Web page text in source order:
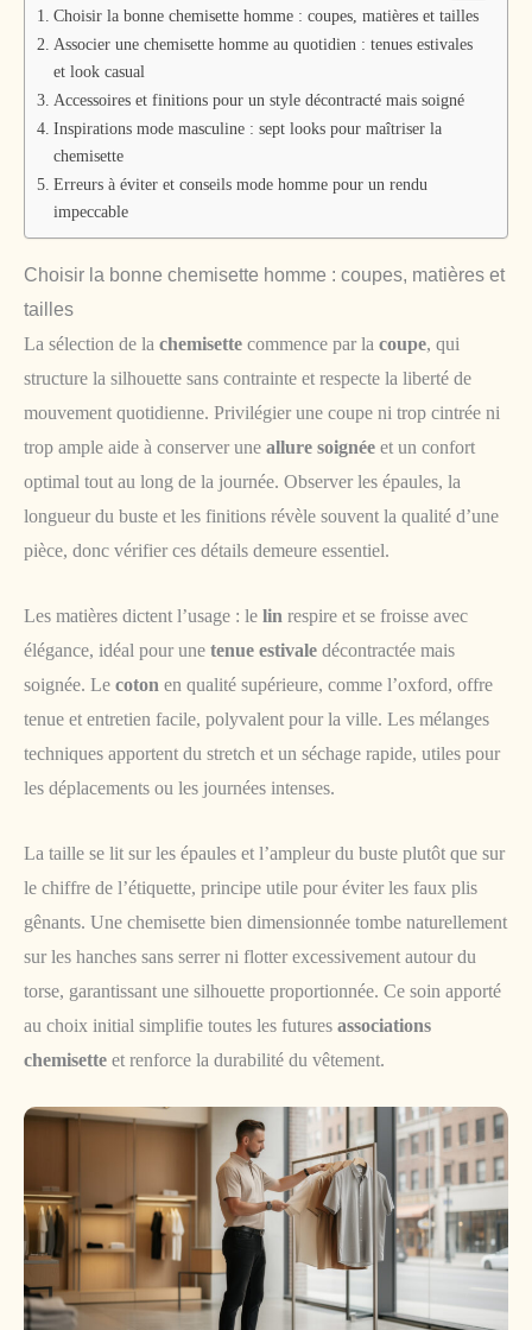
Choisir la bonne chemisette homme : coupes, matières et tailles
Associer une chemisette homme au quotidien : tenues estivales
et look casual
Accessoires et finitions pour un style décontracté mais soigné
Inspirations mode masculine : sept looks pour maîtriser la
chemisette
Erreurs à éviter et conseils mode homme pour un rendu
impeccable
Choisir la bonne chemisette homme : coupes, matières et
tailles
La sélection de la chemisette commence par la coupe, qui
structure la silhouette sans contrainte et respecte la liberté de
mouvement quotidienne. Privilégier une coupe ni trop cintrée ni
trop ample aide à conserver une allure soignée et un confort
optimal tout au long de la journée. Observer les épaules, la
longueur du buste et les finitions révèle souvent la qualité d’une
pièce, donc vérifier ces détails demeure essentiel.
Les matières dictent l’usage : le lin respire et se froisse avec
élégance, idéal pour une tenue estivale décontractée mais
soignée. Le coton en qualité supérieure, comme l’oxford, offre
tenue et entretien facile, polyvalent pour la ville. Les mélanges
techniques apportent du stretch et un séchage rapide, utiles pour
les déplacements ou les journées intenses.
La taille se lit sur les épaules et l’ampleur du buste plutôt que sur
le chiffre de l’étiquette, principe utile pour éviter les faux plis
gênants. Une chemisette bien dimensionnée tombe naturellement
sur les hanches sans serrer ni flotter excessivement autour du
torse, garantissant une silhouette proportionnée. Ce soin apporté
au choix initial simplifie toutes les futures associations
chemisette et renforce la durabilité du vêtement.